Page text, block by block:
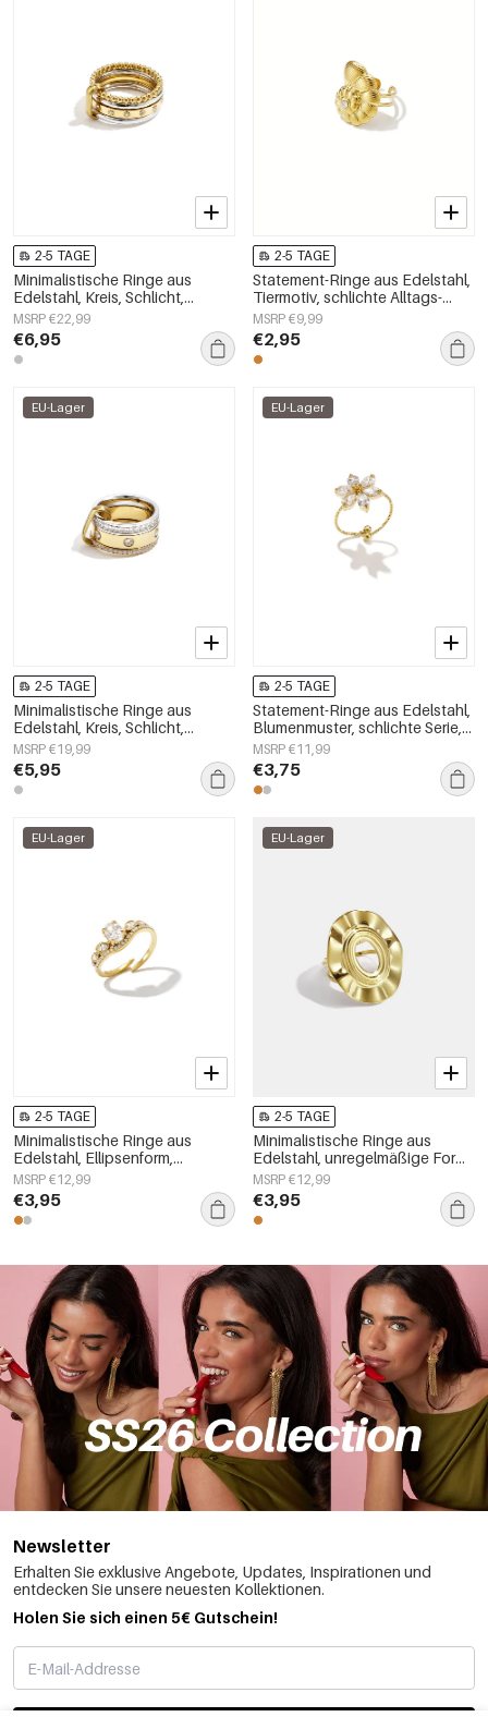
2-5 TAGE
Minimalistische Ringe aus
Edelstahl, Kreis, Schlicht,
Alltagsschmuck,
Damenschmuck
MSRP €22,99
€6,95
2-5 TAGE
Statement-Ringe aus Edelstahl,
Tiermotiv, schlichte Alltags-
Serie, Damenschmuck
MSRP €9,99
€2,95
EU-Lager
2-5 TAGE
Minimalistische Ringe aus
Edelstahl, Kreis, Schlicht,
Alltagsschmuck,
Damenschmuck
MSRP €19,99
€5,95
EU-Lager
2-5 TAGE
Statement-Ringe aus Edelstahl,
Blumenmuster, schlichte Serie,
Damenschmuck
MSRP €11,99
€3,75
EU-Lager
2-5 TAGE
Minimalistische Ringe aus
Edelstahl, Ellipsenform,
schlichte Alltags-Serie,
Damenschmuck
MSRP €12,99
€3,95
EU-Lager
2-5 TAGE
Minimalistische Ringe aus
Edelstahl, unregelmäßige Form,
schlichte Alltags-Serie,
Damenschmuck
MSRP €12,99
€3,95
Newsletter
Erhalten Sie exklusive Angebote, Updates, Inspirationen und
entdecken Sie unsere neuesten Kollektionen.
Holen Sie sich einen 5€ Gutschein!